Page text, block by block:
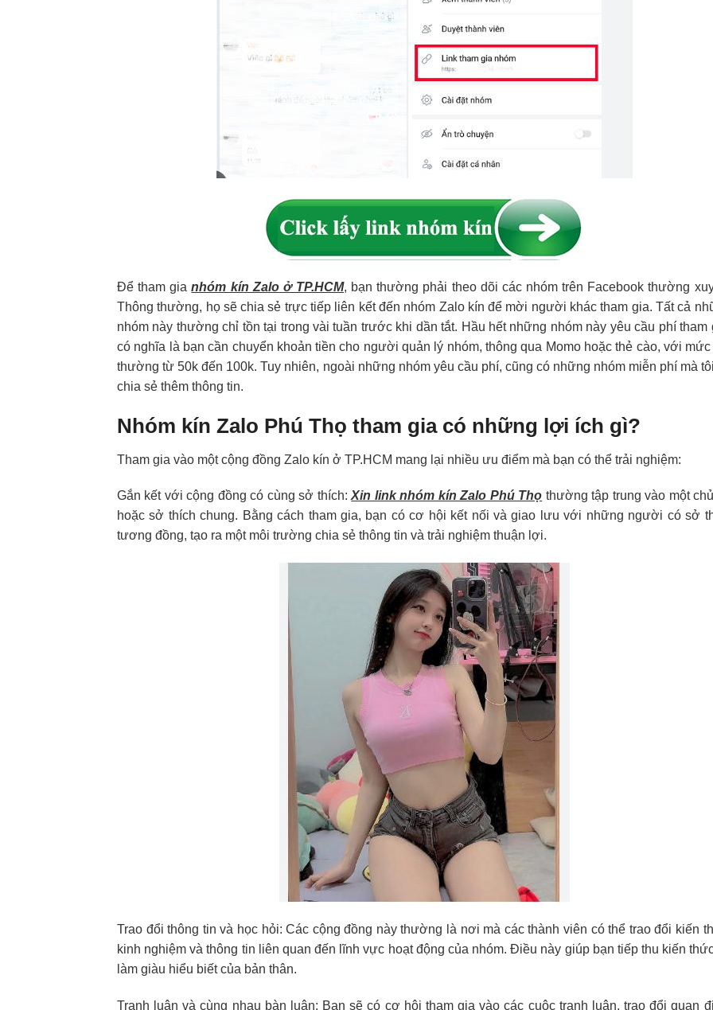
Để tham gianhóm kín Zalo ở TP.HCM, bạn thường phải theo dõi các nhóm trên Facebook thường
Thông thường, họ sẽ chia sẻ trực tiếp liên kết đến nhóm Zalo kín để mời người khác tham gia. Tất cả
nhóm này thường chỉ tồn tại trong vài tuần trước khi dần tắt. Hầu hết những nhóm này yêu cầu phí tham
có nghĩa là bạn cần chuyển khoản tiền cho người quản lý nhóm, thông qua Momo hoặc thẻ cào, với
thường từ 50k đến 100k. Tuy nhiên, ngoài những nhóm yêu cầu phí, cũng có những nhóm miễn phí mà
chia sẻ thêm thông tin.
Nhóm kín Zalo Phú Thọ tham gia có những lợi ích gì?
Tham gia vào một cộng đồng Zalo kín ở TP.HCM mang lại nhiều ưu điểm mà bạn có thể trải nghiệm:
Gắn kết với cộng đồng có cùng sở thích:Xin link nhóm kín Zalo Phú Thọ thường tập trung vào một
hoặc sở thích chung. Bằng cách tham gia, bạn có cơ hội kết nối và giao lưu với những người có sở
tương đồng, tạo ra một môi trường chia sẻ thông tin và trải nghiệm thuận lợi.
Trao đổi thông tin và học hỏi: Các cộng đồng này thường là nơi mà các thành viên có thể trao đổi kiến
kinh nghiệm và thông tin liên quan đến lĩnh vực hoạt động của nhóm. Điều này giúp bạn tiếp thu kiến
làm giàu hiểu biết của bản thân.
Tranh luận và cùng nhau bàn luận: Bạn sẽ có cơ hội tham gia vào các cuộc tranh luận, trao đổi quan